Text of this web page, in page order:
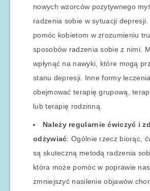
nowych wzorców pozytywnego
radzenia sobie w sytuacji depresji.
pomóc kobietom w zrozumieniu
sposobów radzenia sobie z nimi.
wpłynąć na nawyki, które mogą
stanu depresji. Inne formy
obejmować terapię grupową,
lub terapię rodzinną.
Należy regularnie ćwiczyć i
odżywiać: Ogólnie rzecz biorąc,
są skuteczną metodą radzenia
która może pomóc w poprawie
zmniejszyć nasilenie objawów